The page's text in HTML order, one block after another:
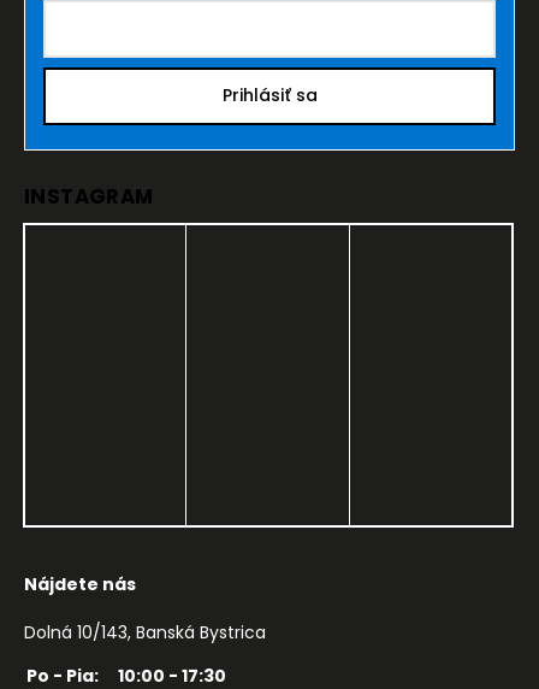
Prihlásiť sa
INSTAGRAM
Nájdete nás
Dolná 10/143, Banská Bystrica
Po - Pia:
10:00 - 17:30